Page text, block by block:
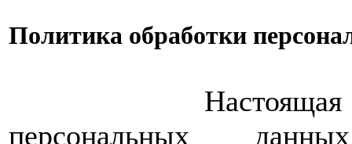
Политика обработки
Настоящая
персональных